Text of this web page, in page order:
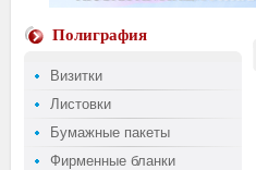
Полиграфия
Визитки
Листовки
Бумажные пакеты
Фирменные бланки